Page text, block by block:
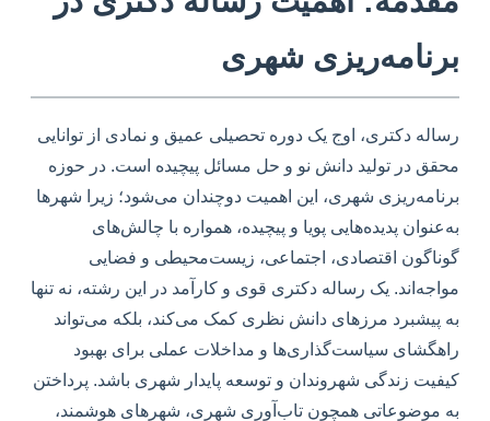
برنامه‌ریزی شهری
رساله دکتری، اوج یک دوره تحصیلی عمیق و نمادی از توانایی
محقق در تولید دانش نو و حل مسائل پیچیده است. در حوزه
برنامه‌ریزی شهری، این اهمیت دوچندان می‌شود؛ زیرا شهرها
به‌عنوان پدیده‌هایی پویا و پیچیده، همواره با چالش‌های
گوناگون اقتصادی، اجتماعی، زیست‌محیطی و فضایی
مواجه‌اند. یک رساله دکتری قوی و کارآمد در این رشته، نه تنها
به پیشبرد مرزهای دانش نظری کمک می‌کند، بلکه می‌تواند
راهگشای سیاست‌گذاری‌ها و مداخلات عملی برای بهبود
کیفیت زندگی شهروندان و توسعه پایدار شهری باشد. پرداختن
به موضوعاتی همچون تاب‌آوری شهری، شهرهای هوشمند،